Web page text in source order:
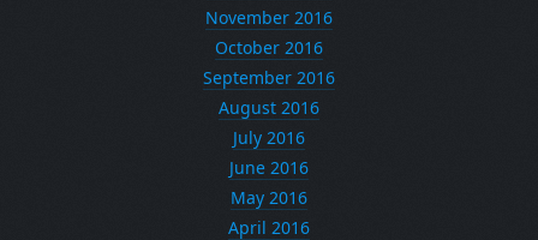
November 2016
October 2016
September 2016
August 2016
July 2016
June 2016
May 2016
April 2016